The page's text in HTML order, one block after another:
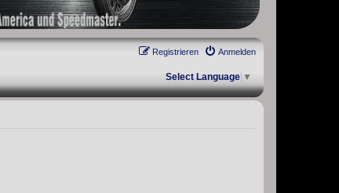
Anmelden
Registrieren
Select Language ▼